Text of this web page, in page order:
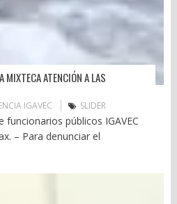
MIXTECA ATENCIÓN A LAS
IGAVEC SLIDER
públicos IGAVEC
– Para denunciar el